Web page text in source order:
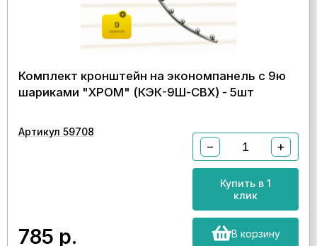
Комплект кронштейн на экономпанель с 9ю
шариками "ХРОМ" (КЭК-9Ш-CВХ) - 5шт
Артикул 59708
785 р.
− +
Купить в 1
клик
В корзину